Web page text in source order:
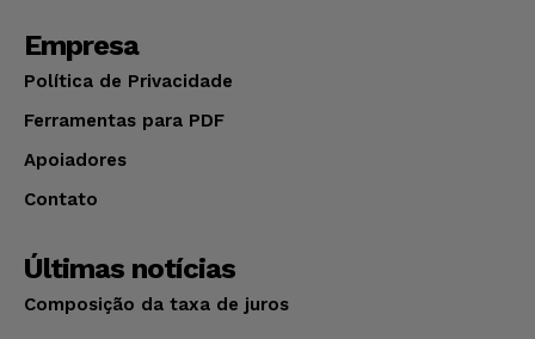
Empresa
Política de Privacidade
Ferramentas para PDF
Apoiadores
Contato
Últimas notícias
Composição da taxa de juros